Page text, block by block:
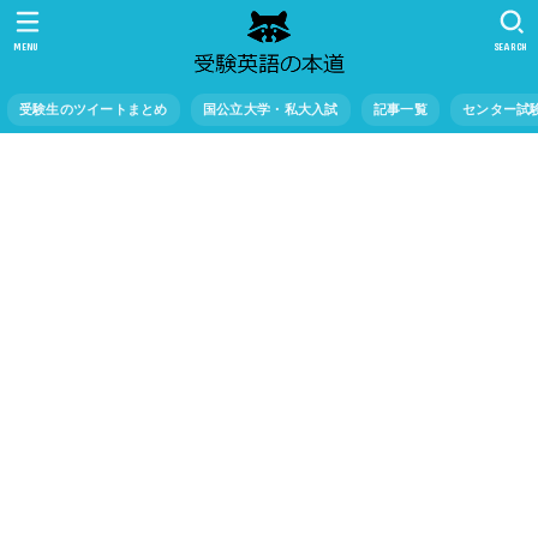
受験生のツイートまとめ 国公立大学・私大入試 記事一覧 センター試
SEARCH
MENU